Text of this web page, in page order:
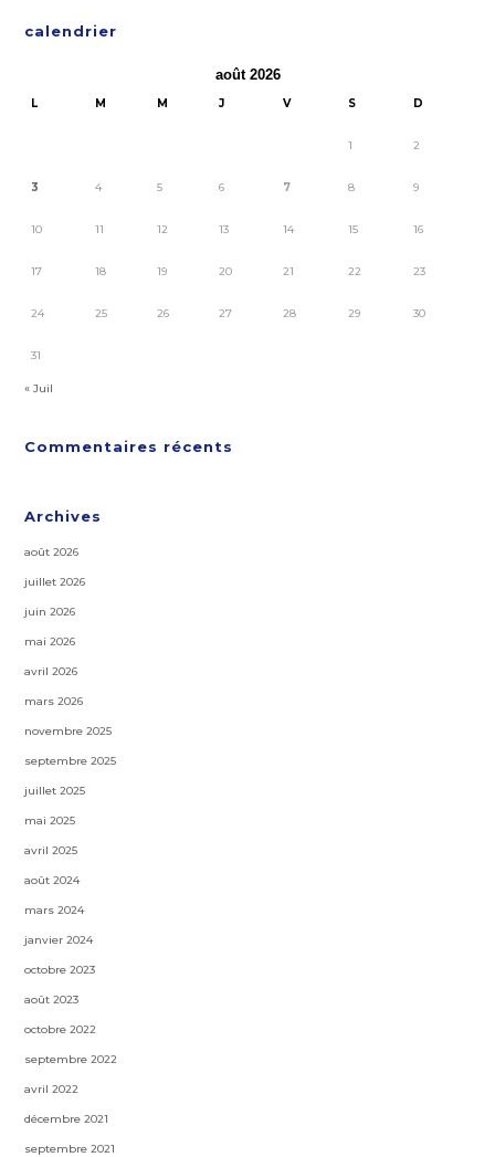
calendrier
août 2026
L M M J V S D
1 2
3 4 5 6 7 8 9
10 11 12 13 14 15 16
17 18 19 20 21 22 23
24 25 26 27 28 29 30
31
« Juil
Commentaires récents
Archives
août 2026
juillet 2026
juin 2026
mai 2026
avril 2026
mars 2026
novembre 2025
septembre 2025
juillet 2025
mai 2025
avril 2025
août 2024
mars 2024
janvier 2024
octobre 2023
août 2023
octobre 2022
septembre 2022
avril 2022
décembre 2021
septembre 2021